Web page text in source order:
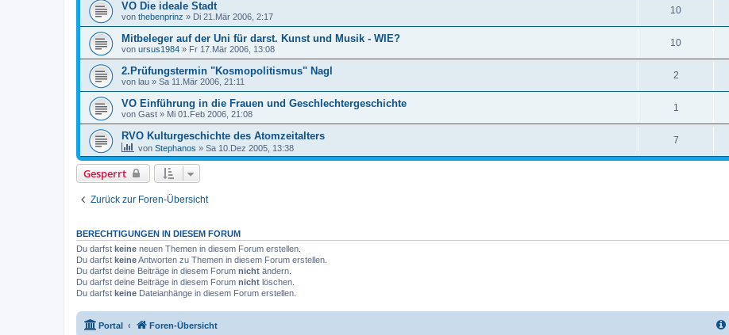
VO Die ideale Stadt
von thebenprinz » Di 21.Mär 2006, 2:17
10
Mitbeleger auf der Uni für darst. Kunst und Musik - WIE?
von ursus1984 » Fr 17.Mär 2006, 13:08
10
2.Prüfungstermin "Kosmopolitismus" Nagl
von lau » Sa 11.Mär 2006, 21:11
2
VO Einführung in die Frauen und Geschlechtergeschichte
von Gast » Mi 01.Feb 2006, 21:08
1
RVO Kulturgeschichte des Atomzeitalters
von Stephanos » Sa 10.Dez 2005, 13:38
7
Gesperrt
Zurück zur Foren-Übersicht
BERECHTIGUNGEN IN DIESEM FORUM
Du darfst keine neuen Themen in diesem Forum erstellen.
Du darfst keineAntworten zu Themen in diesem Forum erstellen.
Du darfst deine Beiträge in diesem Forum nicht ändern.
Du darfst deine Beiträge in diesem Forum nicht löschen.
Du darfst keine Dateianhänge in diesem Forum erstellen.
Portal Foren-Übersicht